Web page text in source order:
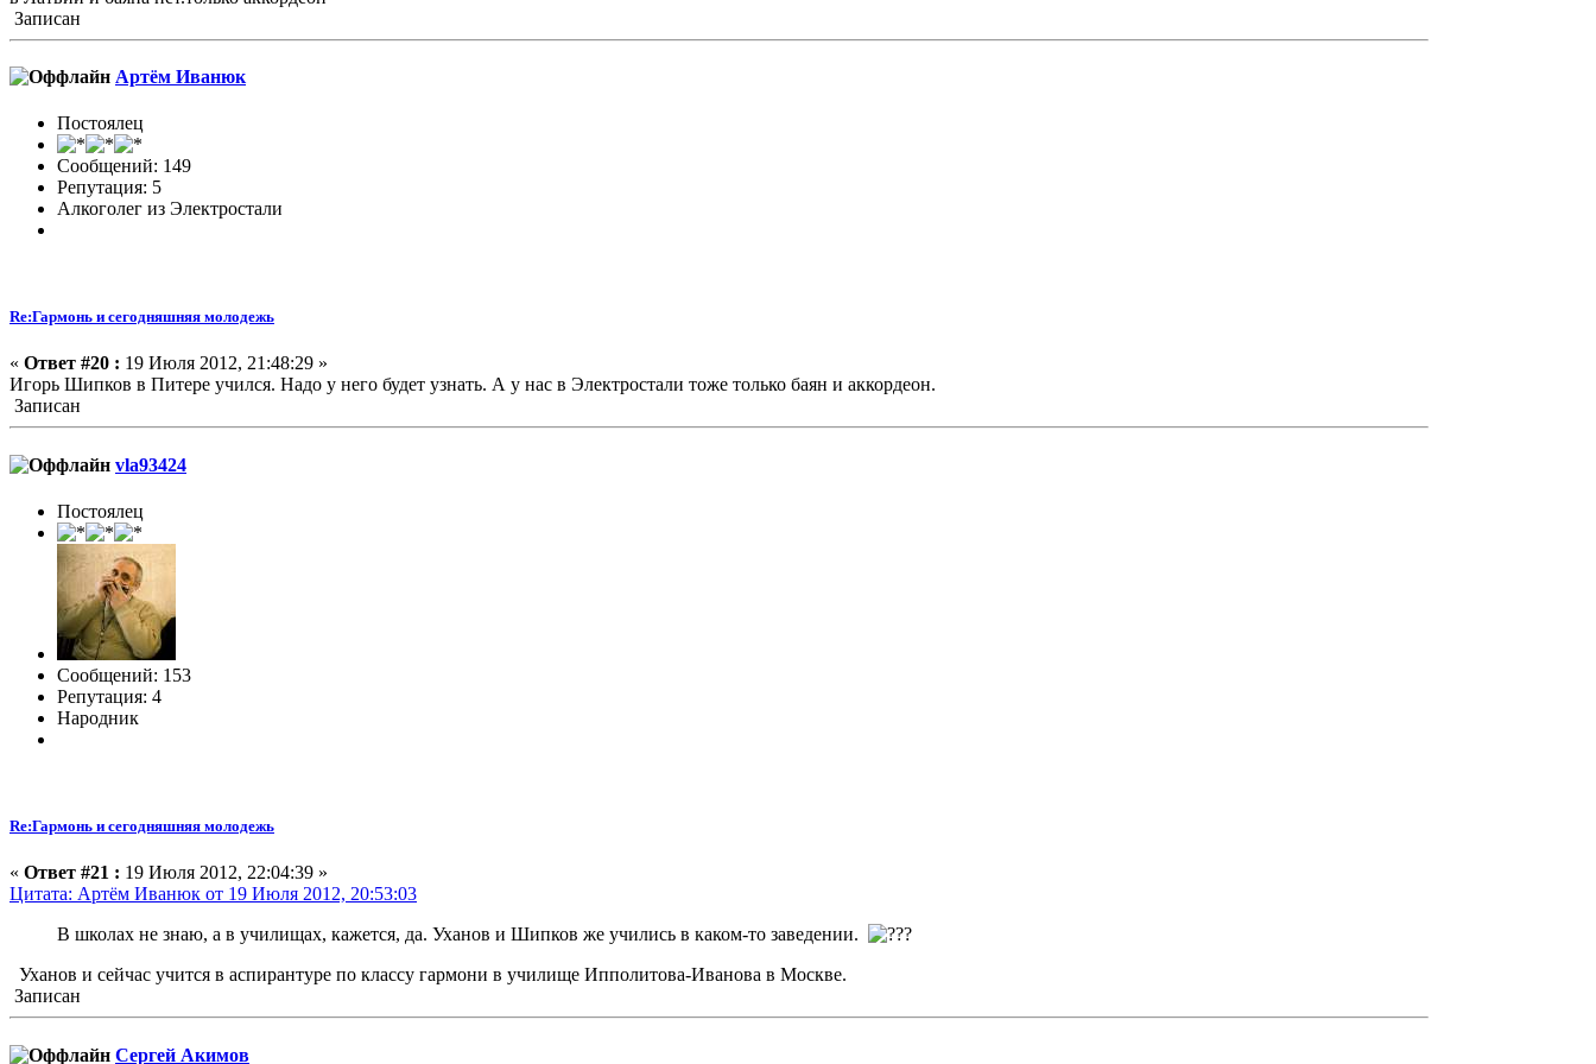
Записан
Артём Иванюк
Постоялец
Сообщений: 149
Репутация: 5
Алкоголег из Электростали
Re:Гармонь и сегодняшняя молодежь
« Ответ #20 : 19 Июля 2012, 21:48:29 »
Игорь Шипков в Питере учился. Надо у него будет узнать. А у нас в Электростали тоже только баян и аккордеон.
Записан
vla93424
Постоялец
Сообщений: 153
Репутация: 4
Народник
Re:Гармонь и сегодняшняя молодежь
« Ответ #21 : 19 Июля 2012, 22:04:39 »
Цитата: Артём Иванюк от 19 Июля 2012, 20:53:03
В школах не знаю, а в училищах, кажется, да. Уханов и Шипков же учились в каком-то заведении.
Уханов и сейчас учится в аспирантуре по классу гармони в училище Ипполитова-Иванова в Москве.
Записан
Сергей Акимов